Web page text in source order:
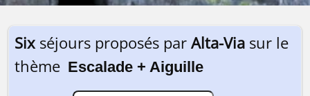
Sixséjours proposés par Alta-Via sur le
thème Escalade + Aiguille